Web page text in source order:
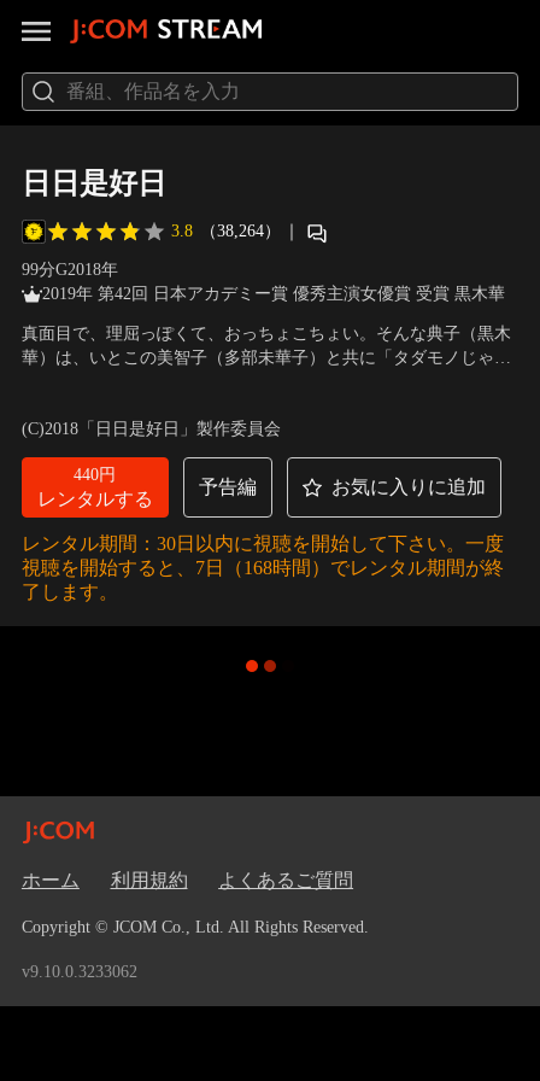
日日是好日
3.8 （38,264） ｜
99分G2018年
2019年 第42回 日本アカデミー賞 優秀主演女優賞 受賞 黒木華
真面目で、理屈っぽくて、おっちょこちょい。そんな典子（黒木
華）は、いとこの美智子（多部未華子）と共に「タダモノじゃな
の挫折、そして大切な人との別れ。人生の居場所が見つからない
典子だが、お茶に通い続けることで、何かが変わっていった…。
(C)2018「日日是好日」製作委員会
440円
レンタルする
予告編 お気に入りに追加
レンタル期間：30日以内に視聴を開始して下さい。一度
視聴を開始すると、7日（168時間）でレンタル期間が終
了します。
ホーム 利用規約 よくあるご質問
Copyright © JCOM Co., Ltd. All Rights Reserved.
v9.10.0.3233062